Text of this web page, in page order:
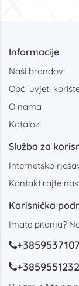
Informacije
Naši brandovi
Opći uvjeti
O nama
Katalozi
Služba za
Internetsko
Kontaktirajte nas
Korisnička
Imate pitanja?